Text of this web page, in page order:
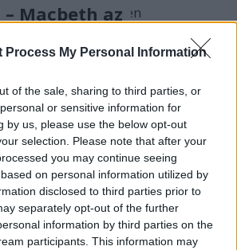
Process My Personal Information
of the sale, sharing to third parties, or
or sensitive information for
by us, please use the below opt-out
selection. Please note that after your
you may continue seeing
on personal information utilized by
disclosed to third parties prior to
separately opt-out of the further
information by third parties on the
participants. This information may
Macbeth az
színpadra Shakespeare egyik
Fodor Tamással és